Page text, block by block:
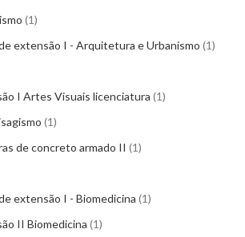
1
extensão I - Arquitetura e Urbanismo 1
I Artes Visuais licenciatura 1
1
de concreto armado II 1
extensão I - Biomedicina 1
II Biomedicina 1